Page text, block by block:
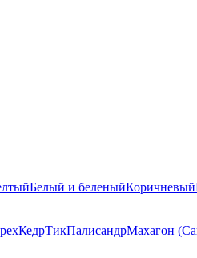
Белый и беленыйКоричневый
КедрТикПалисандрМахагон